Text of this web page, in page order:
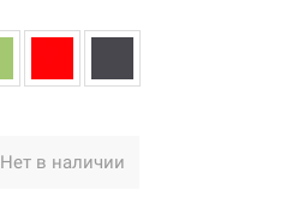
Нет в наличии